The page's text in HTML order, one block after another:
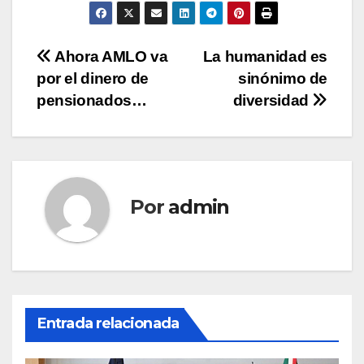
Navegación
de
entradas
La humanidad es
sinónimo de
diversidad
Ahora AMLO va
por el dinero de
pensionados…
Por admin
Entrada relacionada